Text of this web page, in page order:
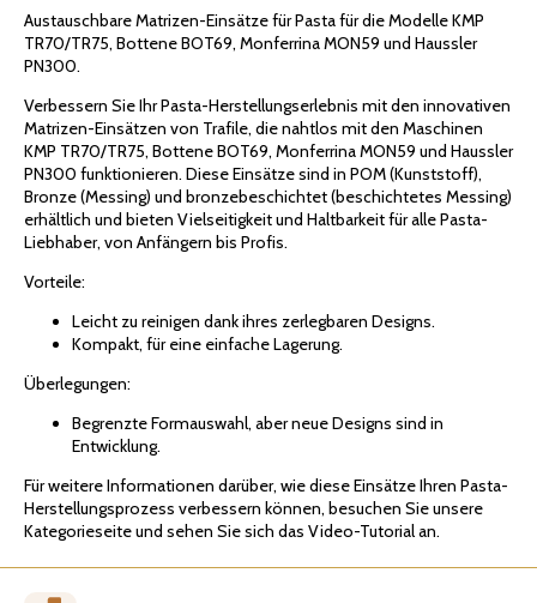
Austauschbare Matrizen-Einsätze für Pasta für die Modelle KMP
TR70/TR75, Bottene BOT69, Monferrina MON59 und Haussler
PN300.
Verbessern Sie Ihr Pasta-Herstellungserlebnis mit den innovativen
Matrizen-Einsätzen von Trafile, die nahtlos mit den Maschinen
KMP TR70/TR75, Bottene BOT69, Monferrina MON59 und Haussler
PN300 funktionieren. Diese Einsätze sind in POM (Kunststoff),
Bronze (Messing) und bronzebeschichtet (beschichtetes Messing)
erhältlich und bieten Vielseitigkeit und Haltbarkeit für alle Pasta-
Liebhaber, von Anfängern bis Profis.
Vorteile:
Leicht zu reinigen dank ihres zerlegbaren Designs.
Kompakt, für eine einfache Lagerung.
Überlegungen:
Begrenzte Formauswahl, aber neue Designs sind in
Entwicklung.
Für weitere Informationen darüber, wie diese Einsätze Ihren Pasta-
Herstellungsprozess verbessern können, besuchen Sie unsere
Kategorieseite und sehen Sie sich das Video-Tutorial an.